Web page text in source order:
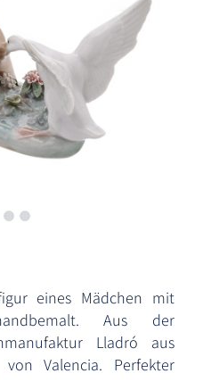
eines Mädchen mit
Aus der
Lladró aus
Valencia. Perfekter